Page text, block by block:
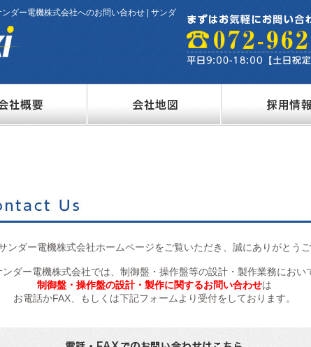
ダー電機株式会社へのお問い合わせ | サンダ
ンダー電機株式会社ホームページをご覧いただき、誠にありがとう
ンダー電機株式会社では、制御盤・操作盤等の設計・製作業務におい
制御盤・操作盤の設計・製作に関するお問い合わせは
お電話かFAX、もしくは下記フォームより受付をしております。